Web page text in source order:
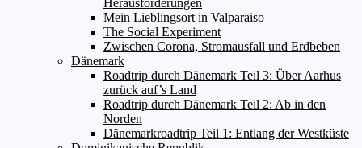
Herausforderungen
Mein Lieblingsort in Valparaiso
The Social Experiment
Zwischen Corona, Stromausfall und Erdbeben
Dänemark
Roadtrip durch Dänemark Teil 3: Über Aarhus
zurück auf’s Land
Roadtrip durch Dänemark Teil 2: Ab in den
Norden
Dänemarkroadtrip Teil 1: Entlang der Westküste